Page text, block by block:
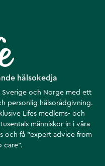
hälsokedja
Sverige och Norge med ett
personlig hälsorådgivning.
Lifes medlems- och
människor in i våra
och få ”expert advice from
care”.